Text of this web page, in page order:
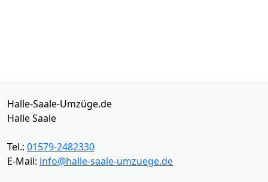
Halle-Saale-Umzüge.de
Halle Saale
Tel.: 01579-2482330
E-Mail: info@halle-saale-umzuege.de